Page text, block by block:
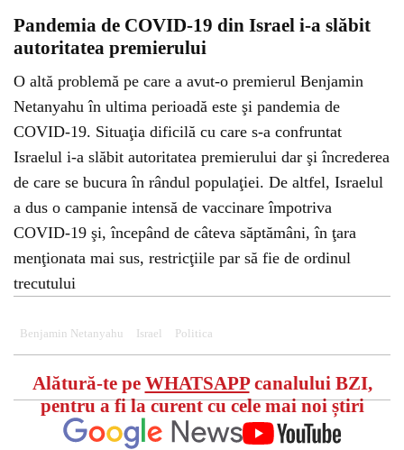
Pandemia de COVID-19 din Israel i-a slăbit
autoritatea premierului
O altă problemă pe care a avut-o premierul Benjamin
Netanyahu în ultima perioadă este şi pandemia de
COVID-19. Situaţia dificilă cu care s-a confruntat
Israelul i-a slăbit autoritatea premierului dar şi încrederea
de care se bucura în rândul populaţiei. De altfel, Israelul
a dus o campanie intensă de vaccinare împotriva
COVID-19 şi, începând de câteva săptămâni, în ţara
menţionata mai sus, restricţiile par să fie de ordinul
trecutului
Benjamin Netanyahu Israel Politica
Alătură-te pe WHATSAPPcanalului BZI,
pentru a fi la curent cu cele mai noi știri